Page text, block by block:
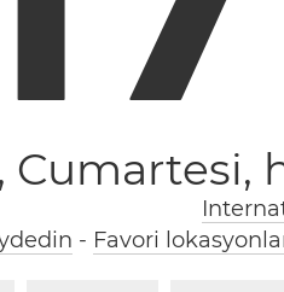
Cumartesi,
- Favori